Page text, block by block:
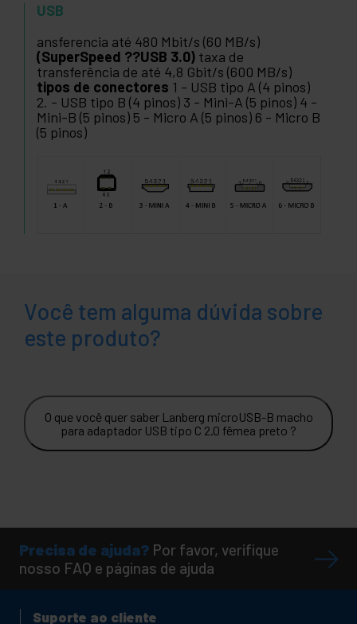
USB
ansferencia até 480 Mbit/s (60 MB/s)
(SuperSpeed ??USB 3.0) taxa de
transferência de até 4,8 Gbit/s (600 MB/s)
tipos de conectores 1 - USB tipo A (4 pinos)
2. - USB tipo B (4 pinos) 3 - Mini-A (5 pinos) 4 -
Mini-B (5 pinos) 5 - Micro A (5 pinos) 6 - Micro B
(5 pinos)
Você tem alguma dúvida sobre
este produto?
O que você quer saber Lanberg microUSB-B macho
para adaptador USB tipo C 2.0 fêmea preto ?
Precisa de ajuda? Por favor, verifique
nosso FAQ e páginas de ajuda
Suporte ao cliente